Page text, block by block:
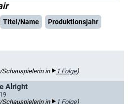
Titel/Name
Produktionsjahr
Schauspielerin in 1 Folge)
Alright
Schauspielerin in 1 Folge)